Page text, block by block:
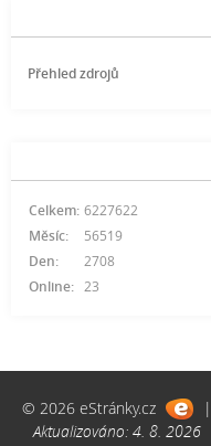
Přehled zdrojů
Online: 23
Celkem: 6227622
Měsíc:
56519
Den:
2708
© 2026 eStránky.cz |
Aktualizováno: 4. 8. 2026